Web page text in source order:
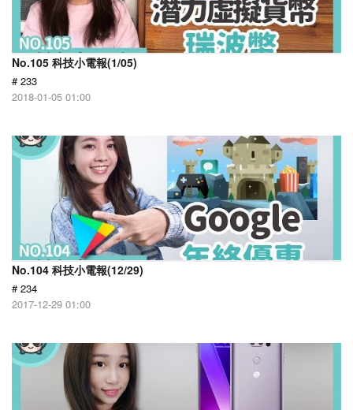
No.105 科技小電報(1/05)
# 233
2018-01-05 01:00
No.104 科技小電報(12/29)
# 234
2017-12-29 01:00